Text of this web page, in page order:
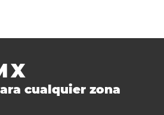
cualquier zona